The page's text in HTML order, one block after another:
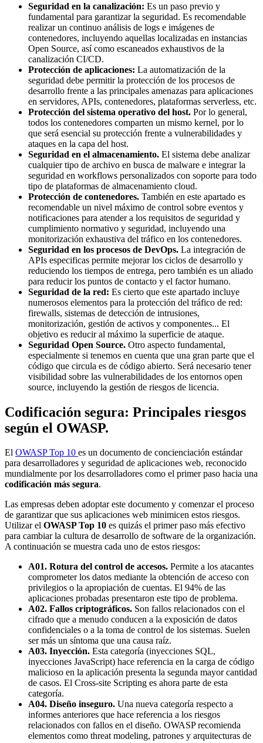
Seguridad en la canalización: Es un paso previo y
fundamental para garantizar la seguridad. Es recomendable
realizar un continuo análisis de logs e imágenes de
contenedores, incluyendo aquellas localizadas en instancias
Open Source, así como escaneados exhaustivos de la
canalización CI/CD.
Protección de aplicaciones: La automatización de la
seguridad debe permitir la protección de los procesos de
desarrollo frente a las principales amenazas para aplicaciones
en servidores, APIs, contenedores, plataformas serverless, etc.
Protección del sistema operativo del host. Por lo general,
todos los contenedores comparten un mismo kernel, por lo
que será esencial su protección frente a vulnerabilidades y
ataques en la capa del host.
Seguridad en el almacenamiento. El sistema debe analizar
cualquier tipo de archivo en busca de malware e integrar la
seguridad en workflows personalizados con soporte para todo
tipo de plataformas de almacenamiento cloud.
Protección de contenedores. También en este apartado es
recomendable un nivel máximo de control sobre eventos y
notificaciones para atender a los requisitos de seguridad y
cumplimiento normativo y seguridad, incluyendo una
monitorización exhaustiva del tráfico en los contenedores.
Seguridad en los procesos de DevOps. La integración de
APIs especificas permite mejorar los ciclos de desarrollo y
reduciendo los tiempos de entrega, pero también es un aliado
para reducir los puntos de contacto y el factor humano.
Seguridad de la red: Es cierto que este apartado incluye
numerosos elementos para la protección del tráfico de red:
firewalls, sistemas de detección de intrusiones,
monitorización, gestión de activos y componentes... El
objetivo es reducir al máximo la superficie de ataque.
Seguridad Open Source. Otro aspecto fundamental,
especialmente si tenemos en cuenta que una gran parte que el
código que circula es de código abierto. Será necesario tener
visibilidad sobre las vulnerabilidades de los entornos open
source, incluyendo la gestión de riesgos de licencia.
Codificación segura: Principales riesgos
según el OWASP.
El OWASP Top 10 es un documento de concienciación estándar
para desarrolladores y seguridad de aplicaciones web, reconocido
mundialmente por los desarrolladores como el primer paso hacia una
codificación más segura.
Las empresas deben adoptar este documento y comenzar el proceso
de garantizar que sus aplicaciones web minimicen estos riesgos.
Utilizar el OWASP Top 10 es quizás el primer paso más efectivo
para cambiar la cultura de desarrollo de software de la organización.
A continuación se muestra cada uno de estos riesgos:
A01. Rotura del control de accesos. Permite a los atacantes
comprometer los datos mediante la obtención de acceso con
privilegios o la apropiación de cuentas. El 94% de las
aplicaciones probadas presentaron este tipo de problema.
A02. Fallos criptográficos. Son fallos relacionados con el
cifrado que a menudo conducen a la exposición de datos
confidenciales o a la toma de control de los sistemas. Suelen
ser más un síntoma que una causa raíz.
A03. Inyección. Esta categoría (inyecciones SQL,
inyecciones JavaScript) hace referencia en la carga de código
malicioso en la aplicación presenta la segunda mayor cantidad
de casos. El Cross-site Scripting es ahora parte de esta
categoría.
A04. Diseño inseguro. Una nueva categoría respecto a
informes anteriores que hace referencia a los riesgos
relacionados con fallos en el diseño. OWASP recomienda
elementos como threat modeling, patrones y arquitecturas de